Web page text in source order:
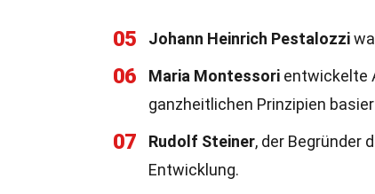
05 Johann Heinrich Pestalozzi
06 Maria Montessori entwickelte
ganzheitlichen Prinzipien
07 Rudolf Steiner, der Begründer
Entwicklung.